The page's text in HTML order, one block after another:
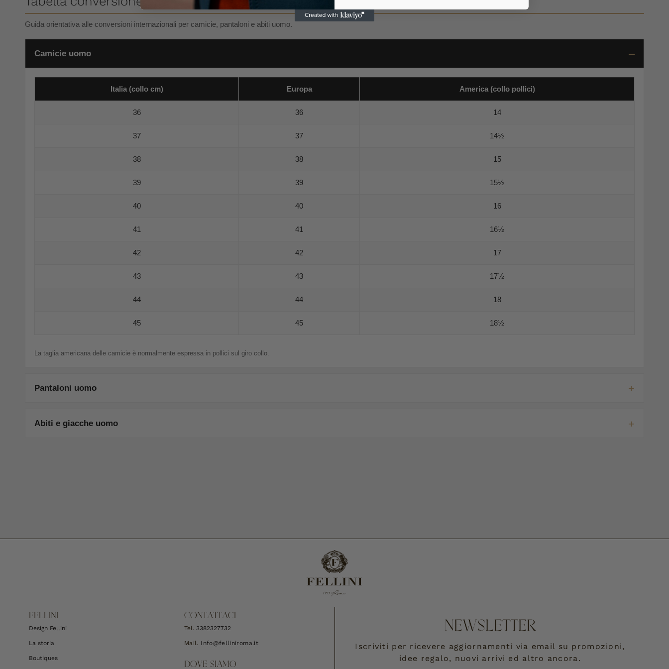
Guida orientativa alle conversioni internazionali per camicie, pantaloni e abiti uomo.
Camicie uomo
Italia (collo cm) Europa America (collo pollici)
36 36 14
37 37 14½
38 38 15
39 39 15½
40 40 16
41 41 16½
42 42 17
43 43 17½
44 44 18
45 45 18½
La taglia americana delle camicie è normalmente espressa in pollici sul giro collo.
Pantaloni uomo
Abiti e giacche uomo
FELLINI
Design Fellini
La storia
Boutiques
CONTATTACI
Tel. 3382327732
Mail. Info@felliniroma.it
DOVE SIAMO
NEWSLETTER
Iscriviti per ricevere aggiornamenti via email su promozioni,
idee regalo, nuovi arrivi ed altro ancora.